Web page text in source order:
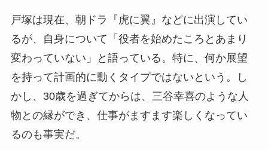
戸塚は現在、朝ドラ『虎に翼』などに出演してい
るが、自身について「役者を始めたころとあまり
変わっていない」と語っている。特に、何か展望
を持って計画的に動くタイプではないという。し
かし、30歳を過ぎてからは、三谷幸喜のような人
物との縁ができ、仕事がますます楽しくなってい
るのも事実だ。